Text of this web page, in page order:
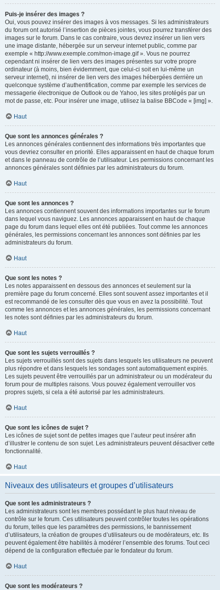
Puis-je insérer des images ?
Oui, vous pouvez insérer des images à vos messages. Si les administrateurs
du forum ont autorisé l’insertion de pièces jointes, vous pourrez transférer des
images sur le forum. Dans le cas contraire, vous devrez insérer un lien vers
une image distante, hébergée sur un serveur internet public, comme par
exemple « http://www.exemple.com/mon-image.gif ». Vous ne pourrez
cependant ni insérer de lien vers des images présentes sur votre propre
ordinateur (à moins, bien évidemment, que celui-ci soit en lui-même un
serveur internet), ni insérer de lien vers des images hébergées derrière un
quelconque système d’authentification, comme par exemple les services de
messagerie électronique de Outlook ou de Yahoo, les sites protégés par un
mot de passe, etc. Pour insérer une image, utilisez la balise BBCode « [img] ».
Haut
Que sont les annonces générales ?
Les annonces générales contiennent des informations très importantes que
vous devriez consulter en priorité. Elles apparaissent en haut de chaque forum
et dans le panneau de contrôle de l’utilisateur. Les permissions concernant les
annonces générales sont définies par les administrateurs du forum.
Haut
Que sont les annonces ?
Les annonces contiennent souvent des informations importantes sur le forum
dans lequel vous naviguez. Les annonces apparaissent en haut de chaque
page du forum dans lequel elles ont été publiées. Tout comme les annonces
générales, les permissions concernant les annonces sont définies par les
administrateurs du forum.
Haut
Que sont les notes ?
Les notes apparaissent en dessous des annonces et seulement sur la
première page du forum concerné. Elles sont souvent assez importantes et il
est recommandé de les consulter dès que vous en avez la possibilité. Tout
comme les annonces et les annonces générales, les permissions concernant
les notes sont définies par les administrateurs du forum.
Haut
Que sont les sujets verrouillés ?
Les sujets verrouillés sont des sujets dans lesquels les utilisateurs ne peuvent
plus répondre et dans lesquels les sondages sont automatiquement expirés.
Les sujets peuvent être verrouillés par un administrateur ou un modérateur du
forum pour de multiples raisons. Vous pouvez également verrouiller vos
propres sujets, si cela a été autorisé par les administrateurs.
Haut
Que sont les icônes de sujet ?
Les icônes de sujet sont de petites images que l’auteur peut insérer afin
d’illustrer le contenu de son sujet. Les administrateurs peuvent désactiver cette
fonctionnalité.
Haut
Niveaux des utilisateurs et groupes d’utilisateurs
Que sont les administrateurs ?
Les administrateurs sont les membres possédant le plus haut niveau de
contrôle sur le forum. Ces utilisateurs peuvent contrôler toutes les opérations
du forum, telles que les paramètres des permissions, le bannissement
d’utilisateurs, la création de groupes d’utilisateurs ou de modérateurs, etc. Ils
peuvent également être habilités à modérer l’ensemble des forums. Tout ceci
dépend de la configuration effectuée par le fondateur du forum.
Haut
Que sont les modérateurs ?